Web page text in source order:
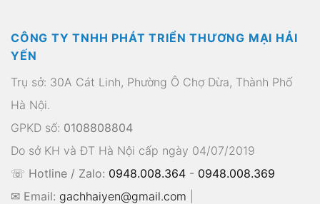
CÔNG TY TNHH PHÁT TRIỂN THƯƠNG MẠI HẢI
YẾN
Trụ sở: 30A Cát Linh, Phường Ô Chợ Dừa, Thành Phố
Hà Nội.
GPKD số: 0108808804
Do sở KH và ĐT Hà Nội cấp ngày 04/07/2019
☏ Hotline / Zalo: 0948.008.364 - 0948.008.369
✉ Email: gachhaiyen@gmail.com